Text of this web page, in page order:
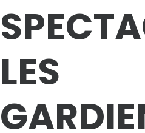
LES